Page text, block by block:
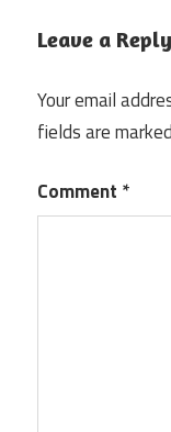
Leave a Reply
Your email
fields are marked
Comment *